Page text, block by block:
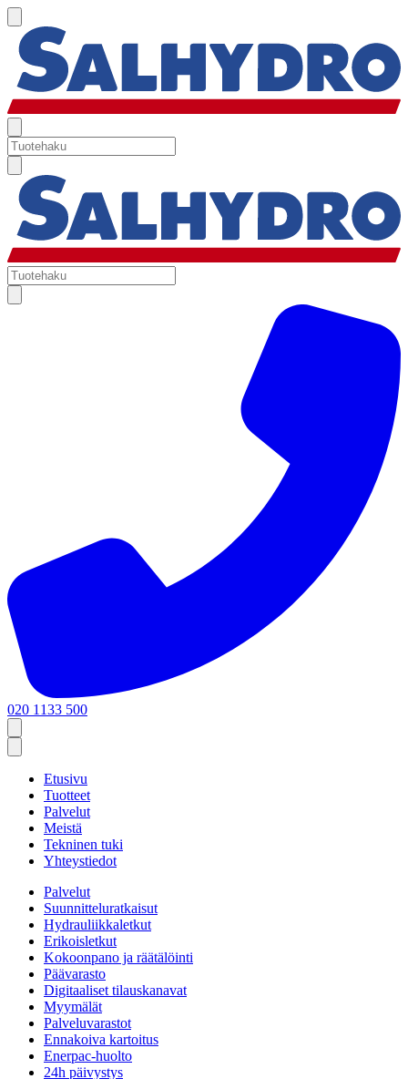
020 1133 500
Etusivu
Tuotteet
Palvelut
Meistä
Tekninen tuki
Yhteystiedot
Palvelut
Suunnitteluratkaisut
Hydrauliikkaletkut
Erikoisletkut
Kokoonpano ja räätälöinti
Päävarasto
Digitaaliset tilauskanavat
Myymälät
Palveluvarastot
Ennakoiva kartoitus
Enerpac-huolto
24h päivystys